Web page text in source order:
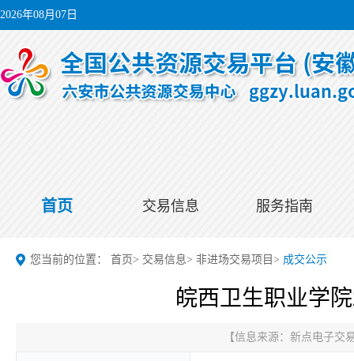
2026年08月07日
首页 交易信息 服务指南
您当前的位置： 首页> 交易信息> 非进场交易项目 > 成交公示
皖西卫生职业学
【信息来源： 新点电子交